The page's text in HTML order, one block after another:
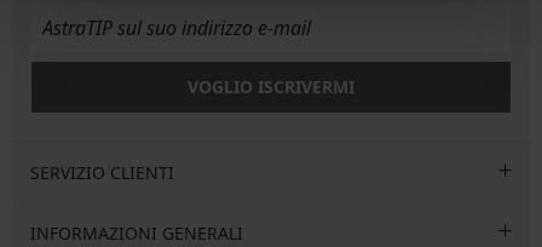
VOGLIO ISCRIVERMI
SERVIZIO CLIENTI
INFORMAZIONI GENERALI